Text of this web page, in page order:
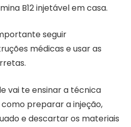
B12 injetável em casa.
seguir
médicas e usar as
vai te ensinar a técnica
preparar a injeção,
e descartar os materiais